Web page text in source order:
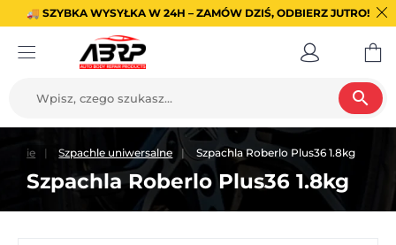
🚚 SZYBKA WYSYŁKA W 24H – ZAMÓW DZIŚ, ODBIERZ JUTRO!
search
Szpachle uniwersalne Szpachla Roberlo Plus36 1.8kg
Szpachla Roberlo Plus36 1.8kg